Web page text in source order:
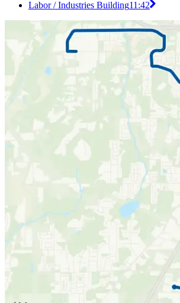
Labor / Industries Building11:42